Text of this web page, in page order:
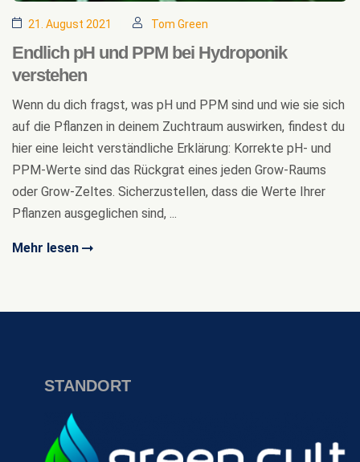
21. August 2021 Tom Green
Endlich pH und PPM bei Hydroponik
verstehen
Wenn du dich fragst, was pH und PPM sind und wie sie sich
auf die Pflanzen in deinem Zuchtraum auswirken, findest du
hier eine leicht verständliche Erklärung: Korrekte pH- und
PPM-Werte sind das Rückgrat eines jeden Grow-Raums
oder Grow-Zeltes. Sicherzustellen, dass die Werte Ihrer
Pflanzen ausgeglichen sind, ...
Mehr lesen
STANDORT